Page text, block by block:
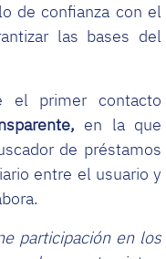
de confianza con el
las bases del
el primer contacto
en la que
de préstamos
entre el usuario y
participación en los